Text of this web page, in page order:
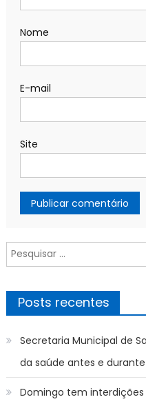
Nome
E-mail
Site
Pesquisar
por:
Posts recentes
Secretaria Municipal de
da saúde antes e
Domingo tem